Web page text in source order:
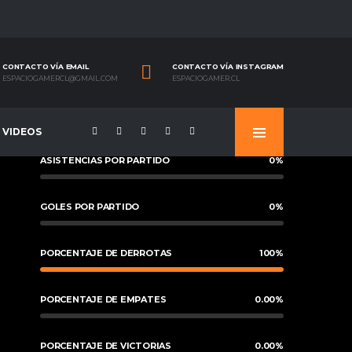
CONTACTO VÍA EMAIL
ESPACIOGAMERCL@GMAIL.COM
CONTACTO VÍA INSTAGRAM
ESPACIOGAMER.CL
VIDEOS
ASISTENCIAS POR PARTIDO 0%
GOLES POR PARTIDO 0%
PORCENTAJE DE DERROTAS 100%
PORCENTAJE DE EMPATES 0.00%
PORCENTAJE DE VICTORIAS 0.00%